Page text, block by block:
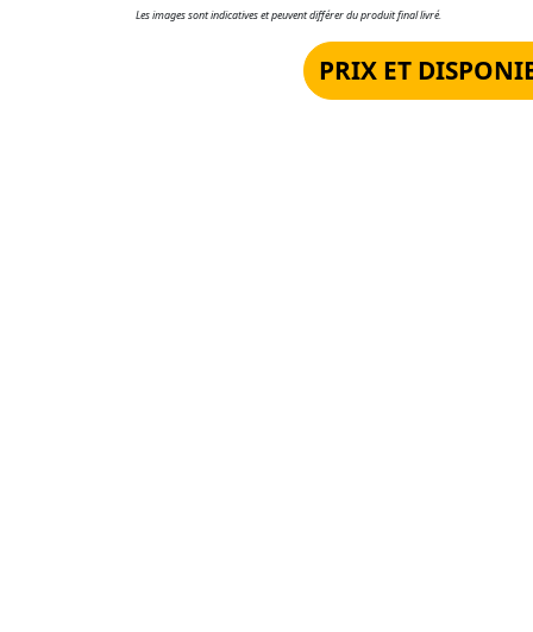
Les images sont indicatives et peuvent différer du produit final livré.
PRIX ET